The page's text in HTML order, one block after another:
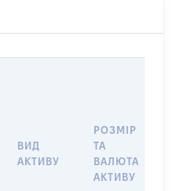
ВИД
АКТИВУ
РОЗМІР
ТА
ВАЛЮТА
АКТИВУ